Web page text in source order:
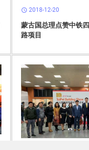
schedule 2018-12-20
蒙古国总理点赞中铁
路项目